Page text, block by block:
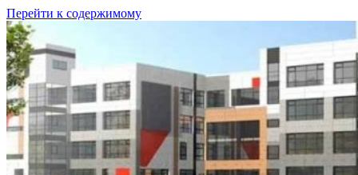
Перейти к содержимому